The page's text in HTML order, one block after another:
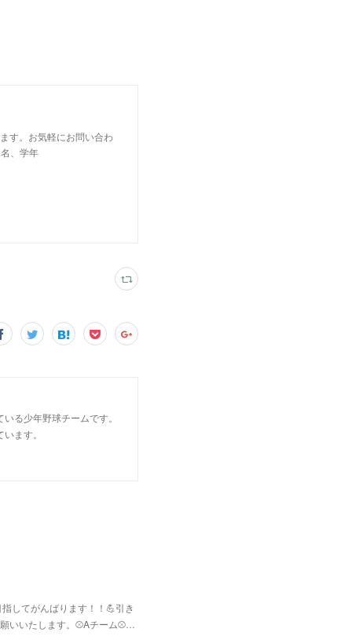
す。お気軽にお問い合わ
、学年
る少年野球チームです。
ます。
してがんばります！！💪引き
いたします。⚾Aチーム⚾️…